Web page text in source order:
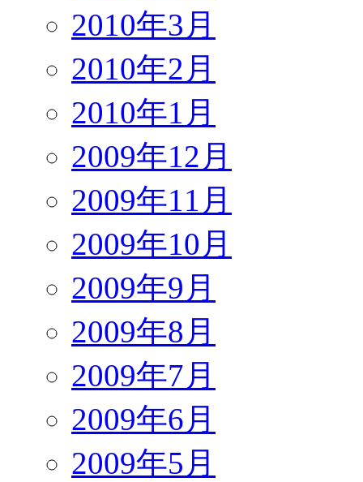
2010年3月
2010年2月
2010年1月
2009年12月
2009年11月
2009年10月
2009年9月
2009年8月
2009年7月
2009年6月
2009年5月